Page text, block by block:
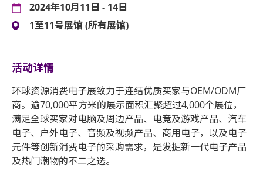
2024年10月11日 - 14日
1至11号展馆 (所有展馆)
活动详情
环球资源消费电子展致力于连结优质买家与OEM/ODM厂
商。逾70,000平方米的展示面积汇聚超过4,000个展位，
满足全球买家对电脑及周边产品、电竞及游戏产品、汽车
电子、户外电子、音频及视频产品、商用电子，以及电子
元件等创新消费电子的采购需求，是发掘新一代电子产品
及热门潮物的不二之选。